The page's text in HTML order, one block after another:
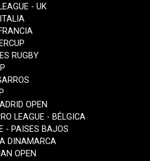
- UK
RUGBY
OPEN
LEAGUE - BÉLGICA
- PAISES BAJOS
DINAMARCA
OPEN